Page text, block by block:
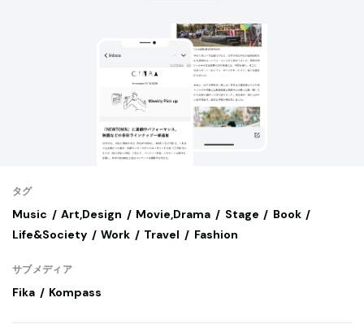
タグ
Music Art,Design Movie,Drama Stage
Book
Life&Society
Work Travel Fashion
サブメディア
Fika Kompass